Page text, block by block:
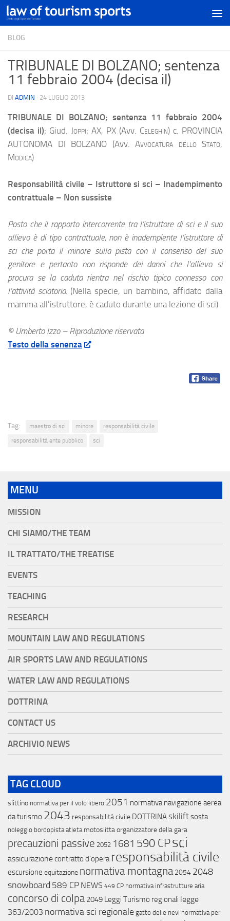
BLOG
TRIBUNALE DI BOLZANO; sentenza
11 febbraio 2004 (decisa il)
DI ADMIN · 24 LUGLIO 2013
TRIBUNALE DI BOLZANO; sentenza 11 febbraio 2004
(decisa il); Giud. Joppi; AX, PX (Avv. Celeghin) c. PROVINCIA
AUTONOMA DI BOLZANO (Avv. Avvocatura dello Stato,
Modica)
Responsabilità civile – Istruttore si sci – Inadempimento
contrattuale – Non sussiste
Posto che il rapporto intercorrente tra l’istruttore di sci e il suo
allievo è di tipo contrattuale, non è inadempiente l’istruttore di
sci che porta il minore sulla pista con il consenso del suo
genitore e pertanto non risponde dei danni che l’allievo si
procura se la caduta rientra nel rischio tipico connesso con
l’attività sciatoria.(Nella specie, un bambino, affidato dalla
mamma all’istruttore, è caduto durante una lezione di sci)
© Umberto Izzo – Riproduzione riservata
Testo della senenza
Tag: maestro di sci minore
responsabilità civile
responsabilità ente pubblico
sci
MENU
MISSION
CHI SIAMO/THE TEAM
IL TRATTATO/THE TREATISE
EVENTS
TEACHING
RESEARCH
MOUNTAIN LAW AND REGULATIONS
AIR SPORTS LAW AND REGULATIONS
WATER LAW AND REGULATIONS
DOTTRINA
CONTACT US
ARCHIVIO NEWS
TAG CLOUD
slittino normativa per il volo libero 2051 normativa navigazione aerea
da turismo 2043 responsabilitá civile DOTTRINAskiliftsosta
noleggio bordopista atleta motoslittaorganizzatore della gara
precauzioni passive 2052 1681 590 CPsci
assicurazionecontratto d'opera responsabilità civile
escursione equitazione normativa montagna 2054 2048
snowboard 589 CP NEWS 449 CP normativa infrastrutture aria
concorso di colpa 2049 Leggi Turismo regionali legge
363/2003 normativa sci regionale gatto delle nevi normativa per